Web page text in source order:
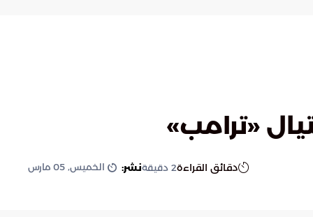
«ترامب»
دقائق القراءة2 دقيقةنشر: الخميس, 05 مارس